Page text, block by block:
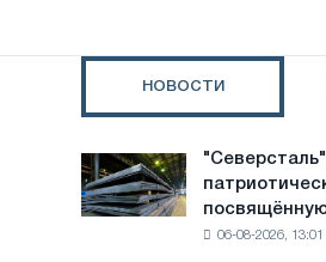
б
т
ь
НОВОСТИ
"Северсталь"
поддержала
патриотическую
06-08-2026, 13:01